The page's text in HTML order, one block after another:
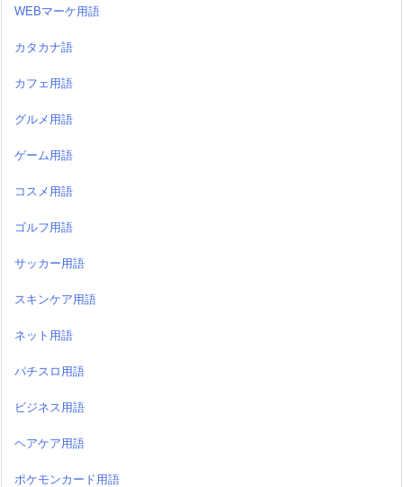
WEBマーケ用語
カタカナ語
カフェ用語
グルメ用語
ゲーム用語
コスメ用語
ゴルフ用語
サッカー用語
スキンケア用語
ネット用語
パチスロ用語
ビジネス用語
ヘアケア用語
ポケモンカード用語